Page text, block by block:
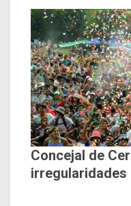
Concejal de
irregularidades